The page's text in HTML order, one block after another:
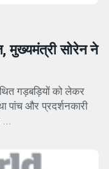
मुख्यमंत्री सोरेन ने
गड़बड़ियों को लेकर
पांच और प्रदर्शनकारी
...